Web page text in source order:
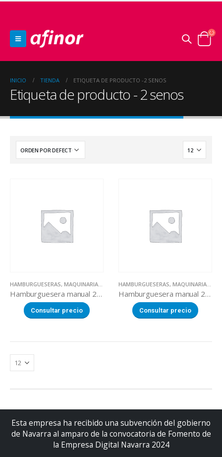
INICIO TIENDA ETIQUETA DE PRODUCTO -2 SENOS
Etiqueta de producto - 2 senos
HAMBURGUESERAS, MAQUINARIA SECTOR ALIMENTACION
Hamburguesera manual 2 senos ø100 mm forma redonda
Consultar precio
HAMBURGUESERAS, MAQUINARIA SECTOR ALIMENTACION
Hamburguesera manual 2 senos ø130 mm forma redonda
Consultar precio
Esta empresa ha recibido una subvención del gobierno
de Navarra al amparo de la convocatoria de Fomento de
la Empresa Digital Navarra 2024